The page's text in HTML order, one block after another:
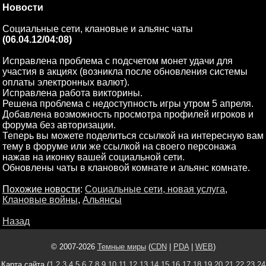
Новости
Социальные сети, клановые и альянс чаты
(06.04.12/04:08)
Исправлена проблема с подсчетом монет удачи для
участия в акциях (возникла после обновления системы
оплаты электронных валют).
Исправлена работа викторины.
Решена проблема с недоступность игры утром 5 апреля.
Добавлена возможность просмотра профилей игроков и
форума без авторизации.
Теперь вы можете поделиться ссылкой на интересную вам
тему в форуме или же ссылкой на своего персонажа
нажав на иконку вашей социальной сети.
Обновлены чаты в клановой комнате и альянс комнате.
Похожие новости: Социальные сети, новая услуга,
Клановые войны, Альянсы
Назад
© 2007-2026 Темные миры(CDN PDA| WEB)